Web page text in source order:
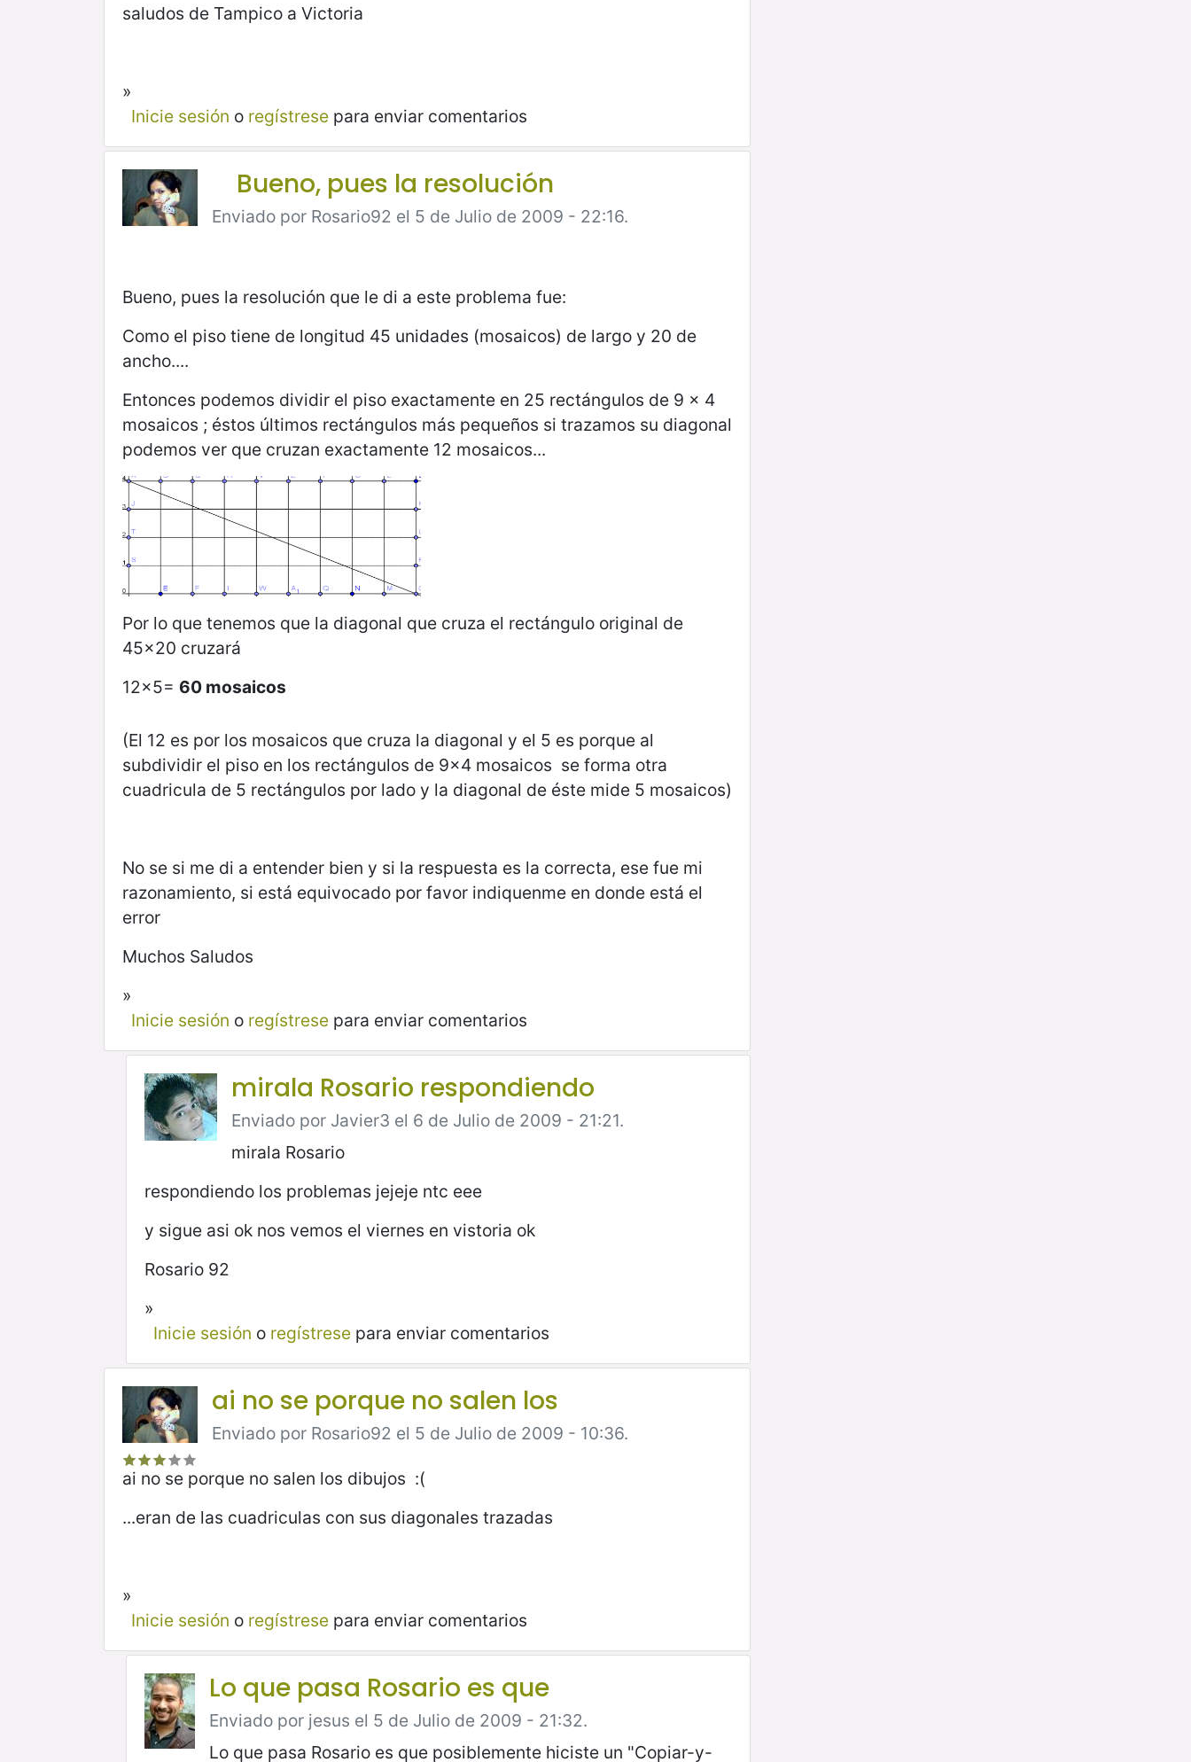
saludos de Tampico a Victoria
»
Inicie sesión o regístresepara enviar comentarios
Bueno, pues la resolución
Enviado por Rosario92 el 5 de Julio de 2009 - 22:16.
Bueno, pues la resolución que le di a este problema fue:
Como el piso tiene de longitud 45 unidades (mosaicos) de largo y 20 de
ancho....
Entonces podemos dividir el piso exactamente en 25 rectángulos de 9 x 4
mosaicos ; éstos últimos rectángulos más pequeños si trazamos su diagonal
podemos ver que cruzan exactamente 12 mosaicos...
Por lo que tenemos que la diagonal que cruza el rectángulo original de
45x20 cruzará
12x5= 60 mosaicos
(El 12 es por los mosaicos que cruza la diagonal y el 5 es porque al
subdividir el piso en los rectángulos de 9x4 mosaicos se forma otra
cuadricula de 5 rectángulos por lado y la diagonal de éste mide 5 mosaicos)
No se si me di a entender bien y si la respuesta es la correcta, ese fue mi
razonamiento, si está equivocado por favor indiquenme en donde está el
error
Muchos Saludos
»
Inicie sesión o regístresepara enviar comentarios
mirala Rosario respondiendo
Enviado por Javier3 el 6 de Julio de 2009 - 21:21.
mirala Rosario
respondiendo los problemas jejeje ntc eee
y sigue asi ok nos vemos el viernes en vistoria ok
Rosario 92
»
Inicie sesión o regístresepara enviar comentarios
ai no se porque no salen los
Enviado por Rosario92 el 5 de Julio de 2009 - 10:36.
ai no se porque no salen los dibujos :(
...eran de las cuadriculas con sus diagonales trazadas
»
Inicie sesión o regístresepara enviar comentarios
Lo que pasa Rosario es que
Enviado por jesus el 5 de Julio de 2009 - 21:32.
Lo que pasa Rosario es que posiblemente hiciste un "Copiar-y-